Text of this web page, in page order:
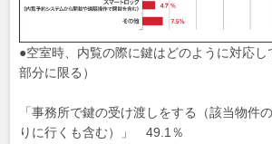
●空室時、内覧の際に鍵はどのように対応
部分に限る）
「事務所で鍵の受け渡しをする（該当物件
りに行くも含む）」 49.1％